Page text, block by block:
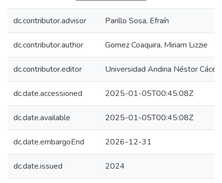
dc.contributor.advisor Parillo Sosa, Efraín
dc.contributor.author Gomez Coaquira, Miriam Lizzie
dc.contributor.editor Universidad Andina Néstor
dc.date.accessioned 2025-01-05T00:45:08Z
dc.date.available 2025-01-05T00:45:08Z
dc.date.embargoEnd 2026-12-31
dc.date.issued 2024